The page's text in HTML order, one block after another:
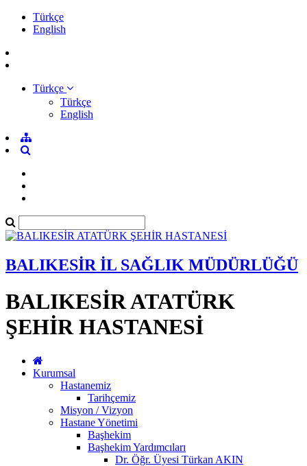
Türkçe
English
Türkçe
Türkçe
English
BALIKESİR İL SAĞLIK MÜDÜRLÜĞÜ
BALIKESİR ATATÜRK
ŞEHİR HASTANESİ
Kurumsal
Hastanemiz
Tarihçemiz
Misyon / Vizyon
Hastane Yönetimi
Başhekim
Başhekim Yardımcıları
Dr. Öğr. Üyesi Türkan AKIN